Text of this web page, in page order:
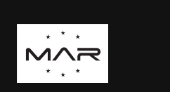
Boutique Mags à Rabais